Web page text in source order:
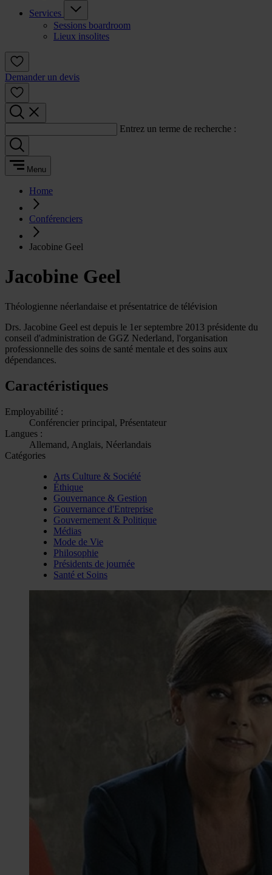
Services
Sessions boardroom
Lieux insolites
Demander un devis
Entrez un terme de recherche :
Menu
Home
Conférenciers
Jacobine Geel
Jacobine Geel
Théologienne néerlandaise et présentatrice de télévision
Drs. Jacobine Geel est depuis le 1er septembre 2013 présidente du
conseil d'administration de GGZ Nederland, l'organisation
professionnelle des soins de santé mentale et des soins aux
dépendances.
Caractéristiques
Employabilité :
Conférencier principal, Présentateur
Langues :
Allemand, Anglais, Néerlandais
Catégories
Arts Culture & Société
Éthique
Gouvernance & Gestion
Gouvernance d'Entreprise
Gouvernement & Politique
Médias
Mode de Vie
Philosophie
Présidents de journée
Santé et Soins